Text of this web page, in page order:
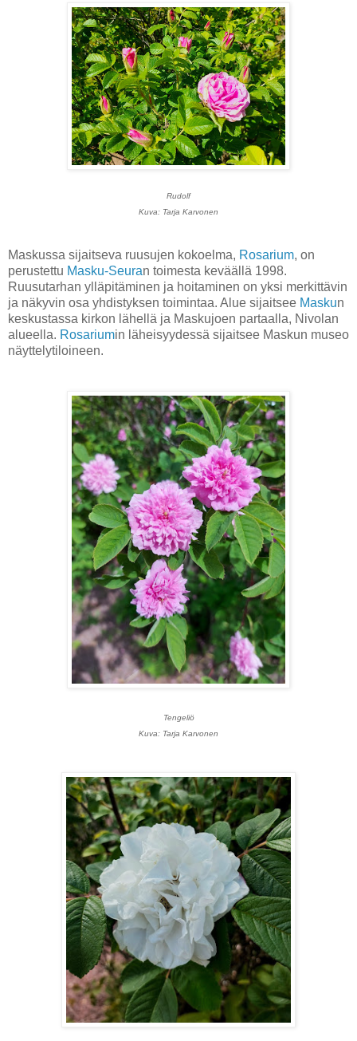
Rudolf
Kuva: Tarja Karvonen
Maskussa sijaitseva ruusujen kokoelma, Rosarium, on
perustettu Masku-Seuran toimesta keväällä 1998.
Ruusutarhan ylläpitäminen ja hoitaminen on yksi merkittävin
ja näkyvin osa yhdistyksen toimintaa. Alue sijaitsee Maskun
keskustassa kirkon lähellä ja Maskujoen partaalla, Nivolan
alueella. Rosariumin läheisyydessä sijaitsee Maskun museo
näyttelytiloineen.
Tengeliö
Kuva: Tarja Karvonen